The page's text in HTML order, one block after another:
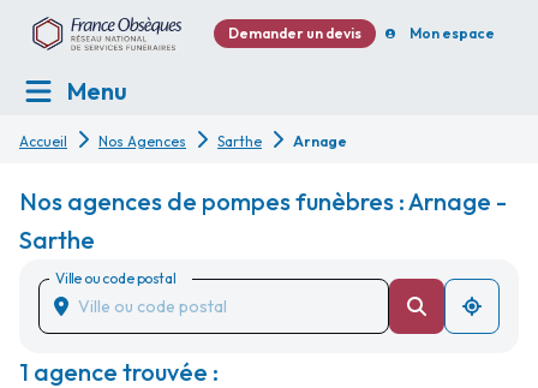
Demander un devis Mon espace
Menu
Accueil Nos Agences Sarthe Arnage
Nos agences de pompes funèbres : Arnage -
Sarthe
Ville ou code postal
1 agence trouvée :